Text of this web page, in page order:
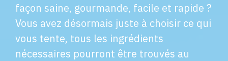
façon saine, gourmande, facile et rapide ?
Vous avez désormais juste à choisir ce qui
vous tente, tous les ingrédients
nécessaires pourront être trouvés au